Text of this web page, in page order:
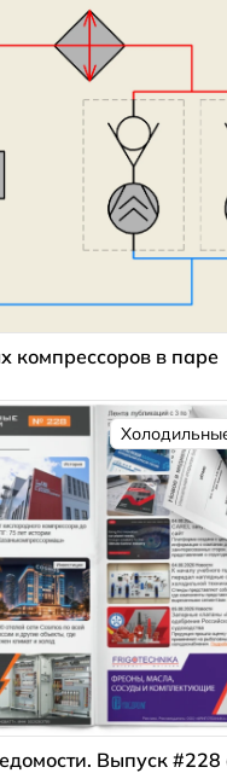
компрессоров в паре
Выпуск #228